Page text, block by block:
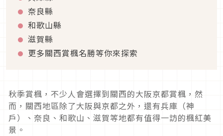
奈良縣
和歌山縣
滋賀縣
更多關西賞楓名勝等你來探索
秋季賞楓，不少人會選擇到關西的大阪京都賞楓，然
而，關西地區除了大阪與京都之外，還有兵庫（神
戶）、奈良、和歌山、滋賀等地都有值得一訪的楓紅美
景。